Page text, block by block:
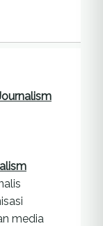
media